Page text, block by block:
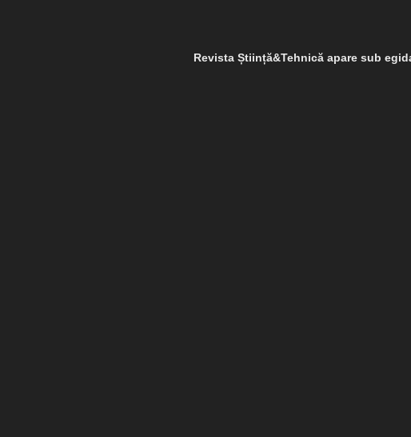
Revista Știință&Tehnică apare sub